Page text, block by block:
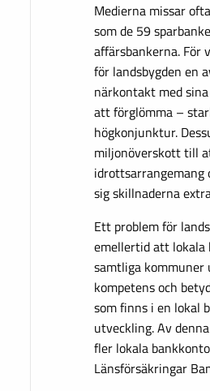
Medierna missar
som de 59
affärsbankerna. För
för landsbygden en
närkontakt med
att förglömma –
högkonjunktur.
miljonöverskott till
idrottsarrangemang
sig skillnaderna
Ett problem för
emellertid att lokala
samtliga
kompetens och
som finns i en lokal
utveckling. Av
fler lokala
Länsförsäkringar